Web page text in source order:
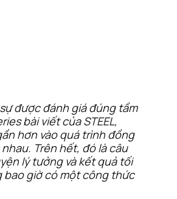
được đánh giá đúng tầm
bài viết của STEEL,
hơn vào quá trình đồng
Trên hết, đó là câu
lý tưởng và kết quả tối
bao giờ có một công thức